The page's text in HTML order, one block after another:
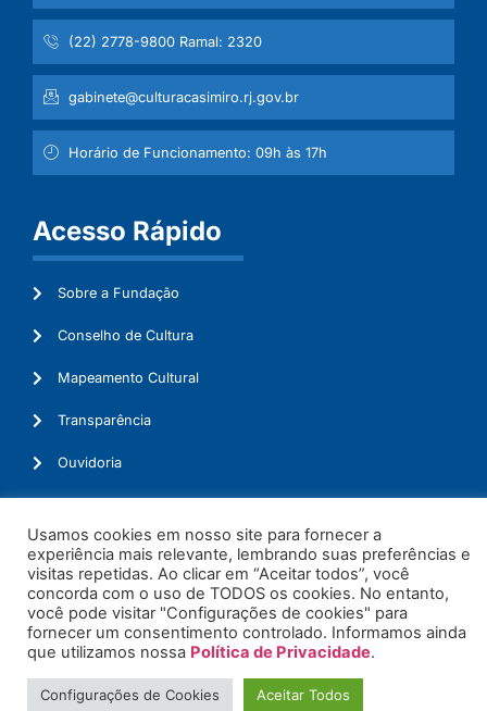
(22) 2778-9800 Ramal: 2320
gabinete@culturacasimiro.rj.gov.br
Horário de Funcionamento: 09h às 17h
Acesso Rápido
Sobre a Fundação
Conselho de Cultura
Mapeamento Cultural
Transparência
Ouvidoria
© 2026. Todos os Direitos Reservados.
Usamos cookies em nosso site para fornecer a
experiência mais relevante, lembrando suas preferências e
visitas repetidas. Ao clicar em “Aceitar todos”, você
concorda com o uso de TODOS os cookies. No entanto,
você pode visitar "Configurações de cookies" para
fornecer um consentimento controlado. Informamos ainda
que utilizamos nossa Política de Privacidade.
Configurações de Cookies Aceitar Todos